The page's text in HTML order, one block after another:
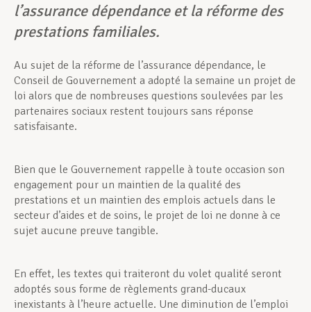
l’assurance dépendance et la réforme des
prestations familiales.
Au sujet de la réforme de l’assurance dépendance, le
Conseil de Gouvernement a adopté la semaine un projet de
loi alors que de nombreuses questions soulevées par les
partenaires sociaux restent toujours sans réponse
satisfaisante.
Bien que le Gouvernement rappelle à toute occasion son
engagement pour un maintien de la qualité des
prestations et un maintien des emplois actuels dans le
secteur d’aides et de soins, le projet de loi ne donne à ce
sujet aucune preuve tangible.
En effet, les textes qui traiteront du volet qualité seront
adoptés sous forme de règlements grand-ducaux
inexistants à l’heure actuelle. Une diminution de l’emploi